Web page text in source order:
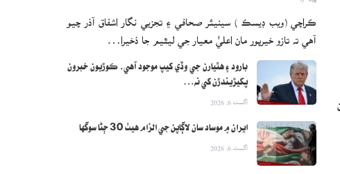
ڪراچي (ويب ڊيسڪ ) سينيئر صحافي ۽ تجزيي نگار اشفاق آذر چيو
آهي ته تازو خيرپور مان اعليٰ معيار جي ليٿيم جا ذخيرا…
بارود ۽ هٿيارن جي وڏي کيپ موجود آهي، ڪوڙيون خبرون
پکيڙيندڙن کي نه…
اگست 6, 2026
ايران ۾ موساد سان لاڳاپن جي الزام هيٺ 30 ڄڻا سوگها
اگست 6, 2026